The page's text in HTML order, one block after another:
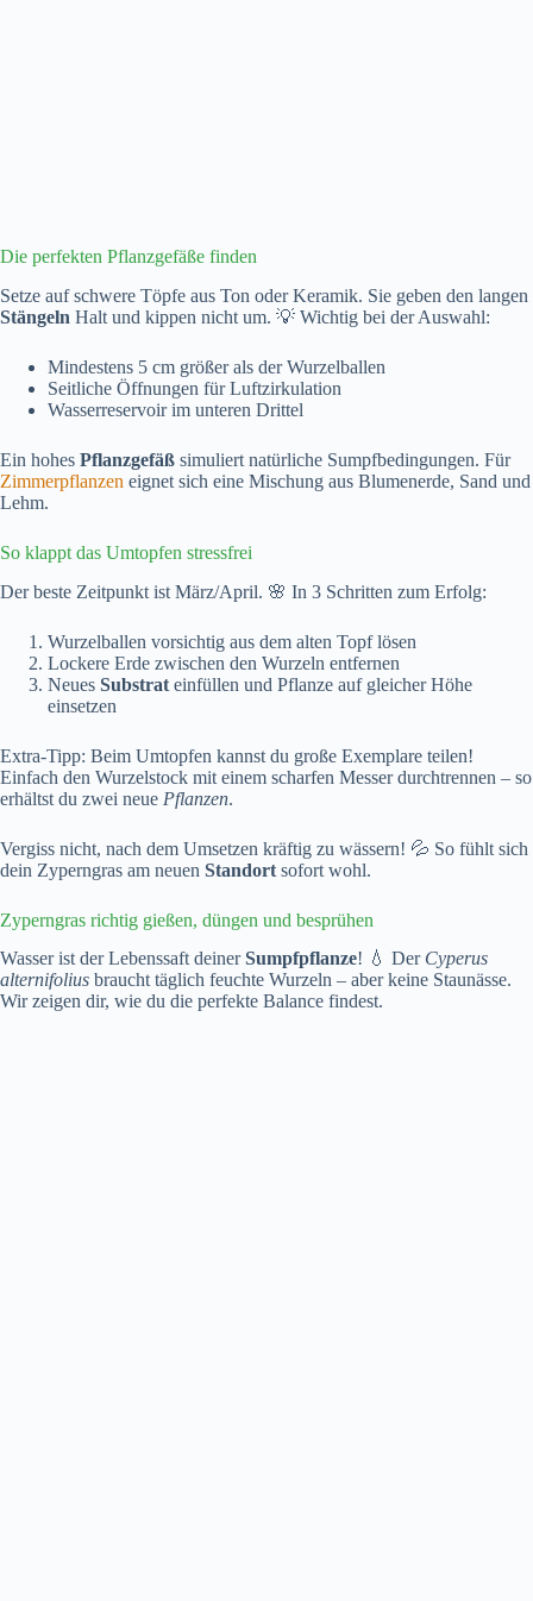
Die perfekten Pflanzgefäße finden
Setze auf schwere Töpfe aus Ton oder Keramik. Sie geben den langen
Stängeln Halt und kippen nicht um. 💡 Wichtig bei der Auswahl:
Mindestens 5 cm größer als der Wurzelballen
Seitliche Öffnungen für Luftzirkulation
Wasserreservoir im unteren Drittel
Ein hohes Pflanzgefäß simuliert natürliche Sumpfbedingungen. Für
Zimmerpflanzen eignet sich eine Mischung aus Blumenerde, Sand und
Lehm.
So klappt das Umtopfen stressfrei
Der beste Zeitpunkt ist März/April. 🌸 In 3 Schritten zum Erfolg:
Wurzelballen vorsichtig aus dem alten Topf lösen
Lockere Erde zwischen den Wurzeln entfernen
Neues Substrat einfüllen und Pflanze auf gleicher Höhe
einsetzen
Extra-Tipp: Beim Umtopfen kannst du große Exemplare teilen!
Einfach den Wurzelstock mit einem scharfen Messer durchtrennen – so
erhältst du zwei neue Pflanzen.
Vergiss nicht, nach dem Umsetzen kräftig zu wässern! 💦 So fühlt sich
dein Zyperngras am neuen Standort sofort wohl.
Zyperngras richtig gießen, düngen und besprühen
Wasser ist der Lebenssaft deinerSumpfpflanze! 💧 Der Cyperus
alternifolius braucht täglich feuchte Wurzeln – aber keine Staunässe.
Wir zeigen dir, wie du die perfekte Balance findest.